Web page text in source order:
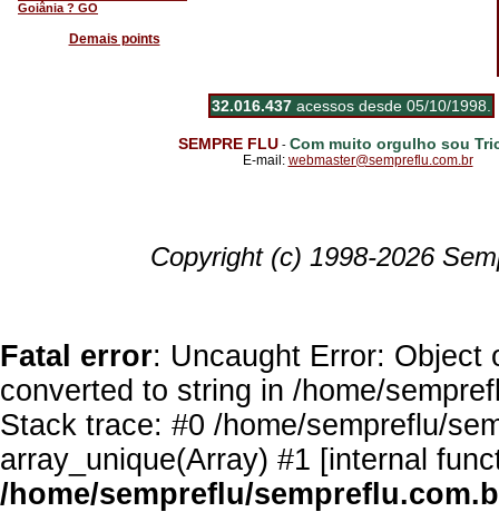
Goiânia ? GO
Demais points
32.016.437 acessos desde 05/10/1998.
SEMPRE FLU- Com muito orgulho sou
E-mail: webmaster@sempreflu.com.br
Copyright (c) 1998-2026
Fatal error: Uncaught Error: Object
converted to string in /home/
Stack trace: #0 /home/sempreflu/
array_unique(Array) #1 [internal
/home/sempreflu/